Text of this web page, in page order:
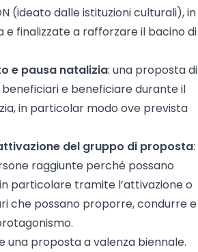
(ideato dalle istituzioni culturali), in
finalizzate a rafforzare il bacino di
e pausa natalizia: una proposta di
e beneficiare durante il
in particolar modo ove prevista
del gruppo di proposta:
raggiunte perché possano
particolare tramite l’attivazione o
che possano proporre, condurre e
proposta a valenza biennale.